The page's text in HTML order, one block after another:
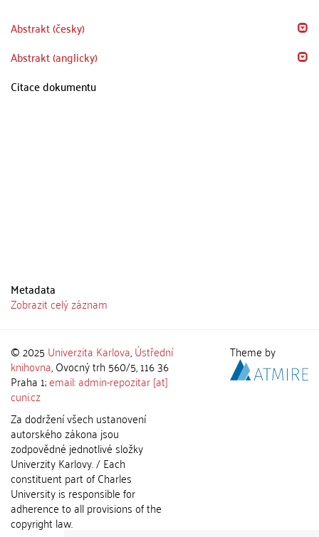
Abstrakt (česky)
Abstrakt (anglicky)
Citace dokumentu
Metadata
Zobrazit celý záznam
© 2025 Univerzita Karlova,Ústřední
knihovna, Ovocný trh 560/5, 116 36
Praha 1;email: admin-repozitar [at]
cuni.cz
Za dodržení všech ustanovení
autorského zákona jsou
zodpovědné jednotlivé složky
Univerzity Karlovy. / Each
constituent part of Charles
University is responsible for
adherence to all provisions of the
copyright law.
Theme by